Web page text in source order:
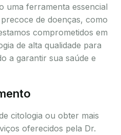
uma ferramenta essencial
de doenças, como
comprometidos em
de alta qualidade para
a garantir sua saúde e
citologia ou obter mais
oferecidos pela Dr.